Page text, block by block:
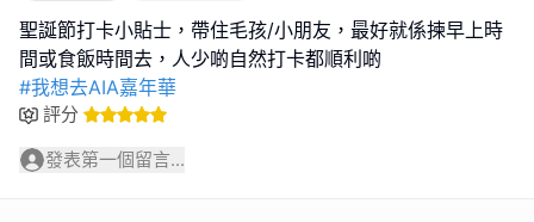
聖誕節打卡小貼士，帶住毛孩/小朋友，最好就係揀早上時
#我想去AIA嘉年華
評分
發表第一個留言...